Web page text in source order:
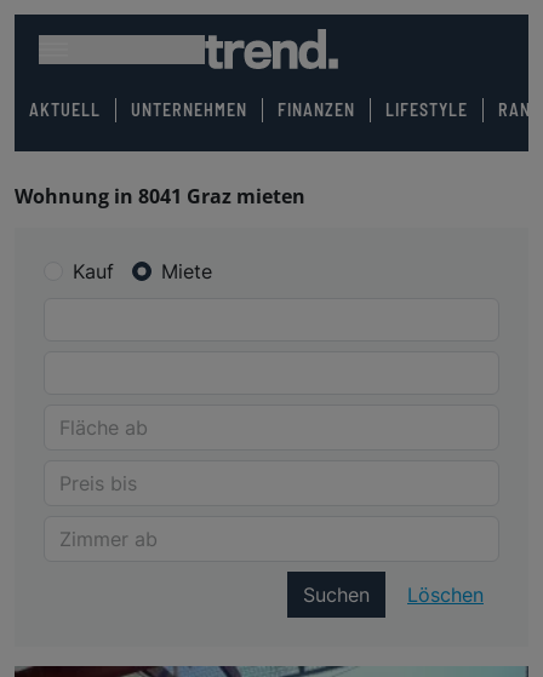
AKTUELL UNTERNEHMEN FINANZEN LIFESTYLE
Wohnung in 8041 Graz mieten
Kauf Miete
Suchen Löschen